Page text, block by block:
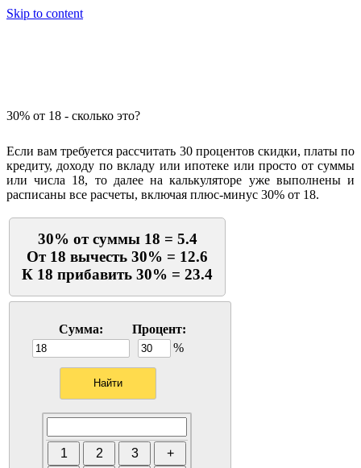
Skip to content
30% от 18 - сколько это?
Если вам требуется рассчитать 30 процентов скидки, платы по
кредиту, доходу по вкладу или ипотеке или просто от суммы
или числа 18, то далее на калькуляторе уже выполнены и
расписаны все расчеты, включая плюс-минус 30% от 18.
30% от суммы 18 = 5.4
От 18 вычесть 30% = 12.6
К 18 прибавить 30% = 23.4
Сумма:
Процент:
%